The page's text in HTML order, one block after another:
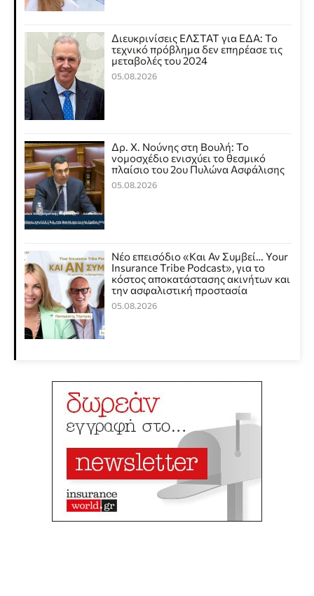
Διευκρινίσεις ΕΛΣΤΑΤ για ΕΔΑ: Το
τεχνικό πρόβλημα δεν επηρέασε τις
μεταβολές του 2024
05.08.2026
Δρ. Χ. Νούνης στη Βουλή: Το
νομοσχέδιο ενισχύει το θεσμικό
πλαίσιο του 2ου Πυλώνα Ασφάλισης
05.08.2026
Νέο επεισόδιο «Και Αν Συμβεί… Your
Insurance Tribe Podcast», για το
κόστος αποκατάστασης ακινήτων και
την ασφαλιστική προστασία
05.08.2026